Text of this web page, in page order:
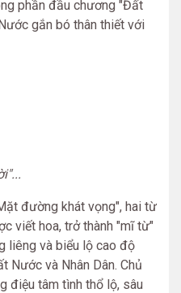
phần đầu chương "Đất
gắn bó thân thiết với
đường khát vọng", hai từ
viết hoa, trở thành "mĩ từ"
liêng và biểu lộ cao độ
Nước và Nhân Dân. Chủ
điệu tâm tình thổ lộ, sâu